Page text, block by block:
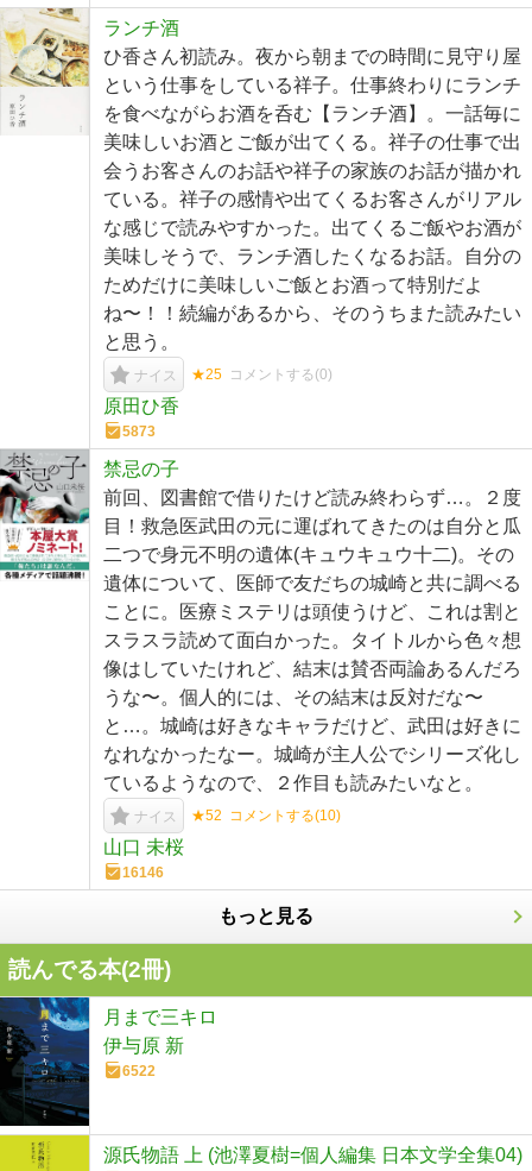
ランチ酒
ひ香さん初読み。夜から朝までの時間に見守り屋
という仕事をしている祥子。仕事終わりにランチ
を食べながらお酒を呑む【ランチ酒】。一話毎に
美味しいお酒とご飯が出てくる。祥子の仕事で出
会うお客さんのお話や祥子の家族のお話が描かれ
ている。祥子の感情や出てくるお客さんがリアル
な感じで読みやすかった。出てくるご飯やお酒が
美味しそうで、ランチ酒したくなるお話。自分の
ためだけに美味しいご飯とお酒って特別だよ
ね〜！！続編があるから、そのうちまた読みたい
と思う。
ナイス ★25 コメントする(0)
原田ひ香
5873
禁忌の子
前回、図書館で借りたけど読み終わらず…。２度
目！救急医武田の元に運ばれてきたのは自分と瓜
二つで身元不明の遺体(キュウキュウ十二)。その
遺体について、医師で友だちの城崎と共に調べる
ことに。医療ミステリは頭使うけど、これは割と
スラスラ読めて面白かった。タイトルから色々想
像はしていたけれど、結末は賛否両論あるんだろ
うな〜。個人的には、その結末は反対だな〜
と…。城崎は好きなキャラだけど、武田は好きに
なれなかったなー。城崎が主人公でシリーズ化し
ているようなので、２作目も読みたいなと。
ナイス ★52 コメントする(10)
山口 未桜
16146
もっと見る
読んでる本(2冊)
月まで三キロ
伊与原 新
6522
源氏物語 上 (池澤夏樹=個人編集 日本文学全集04)